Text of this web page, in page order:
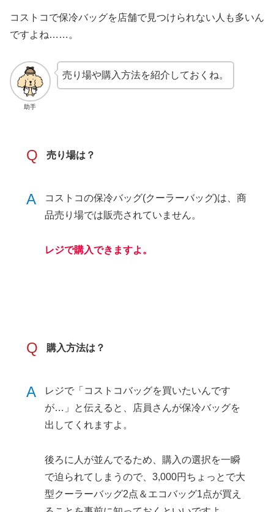
コストコで保冷バッグを店舗で見つけられない人も多いん
ですよね……。
助手
売り場や購入方法を紹介しておくね。
Q 売り場は？
A
コストコの保冷バッグ(クーラーバッグ)は、商
品売り場では販売されていません。
レジで購入できますよ。
Q 購入方法は？
A
レジで「コストコバッグを買いたいんです
が…」と伝えると、店員さんが保冷バッグを
出してくれますよ。
後ろに人が並んでるため、購入の選択を一瞬
で迫られてしまうので、3,000円ちょっとで大
型クーラーバッグ2点＆エコバッグ1点が買え